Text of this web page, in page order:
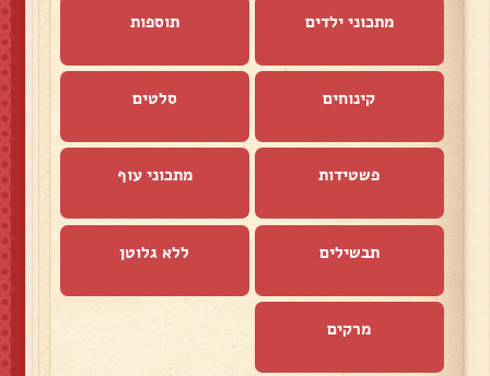
מתכוני ילדים תוספות
קינוחים סלטים
פשטידות מתכוני עוף
תבשילים ללא גלוטן
מרקים